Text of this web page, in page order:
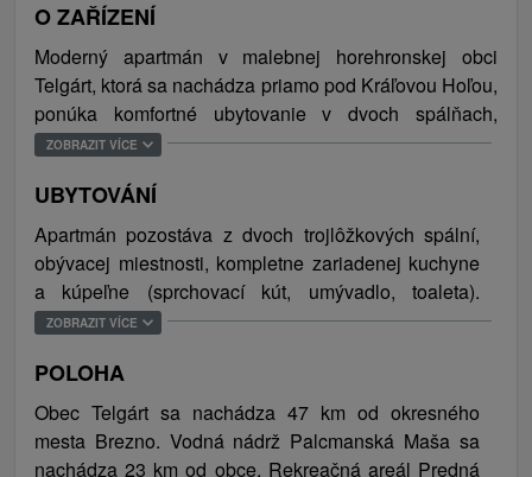
O ZAŘÍZENÍ
Moderný apartmán v malebnej horehronskej obci
Telgárt, ktorá sa nachádza priamo pod Kráľovou Hoľou,
ponúka komfortné ubytovanie v dvoch spálňach,
spoločenskú miestnosť s TV a jedálenským sedením a
všetkých milovníkov varenia. Chutné jedlá je následne
možné servírovať pri jedálenskom stole pre šesť osôb,
ktorý je umiestnený v spoločenskej miestnosti.
Samozrejmosťou je WiFi pripojenie na internet a
parkovanie v garáži, ktorá prináleží apartmánu, alebo
priamo pri objekte. Ubytovanie je vhodné pre menšie
rodiny s deťmi, alebo skupinky návštevníkov, ktorých
Telgárt a blízke okolie ponúka množstvo
ZOBRAZIT VÍCE
UBYTOVÁNÍ
Apartmán pozostáva z dvoch trojlôžkových spální,
obývacej miestnosti, kompletne zariadenej kuchyne
a kúpeľne (sprchovací kút, umývadlo, toaleta).
Ubytovanie sa prenajíma ako celok a jeho
ZOBRAZIT VÍCE
POLOHA
Obec Telgárt sa nachádza 47 km od okresného
mesta Brezno. Vodná nádrž Palcmanská Maša sa
nachádza 23 km od obce, Rekreačná areál Predná